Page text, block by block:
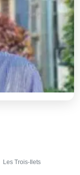
Les Trois-Ilets